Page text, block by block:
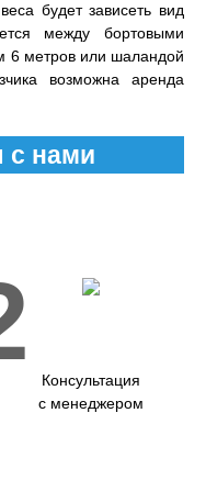
будет зависеть вид
между бортовыми
6 метров или шаландой
возможна аренда
с нами
Консультация
с менеджером